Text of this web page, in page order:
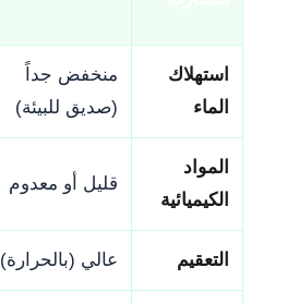
استهلاك
الماء
منخفض جداً
(صديق للبيئة)
المواد
الكيميائية
قليل أو معدوم
التعقيم عالي (بالحرارة)